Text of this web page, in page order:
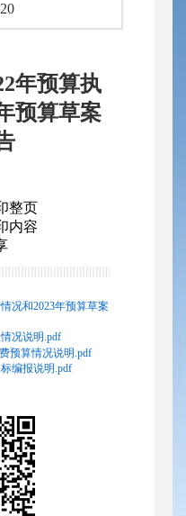
年预算执
预算草案
整页
内容
况和2023年预算草案
况说明.pdf
预算情况说明.pdf
编报说明.pdf